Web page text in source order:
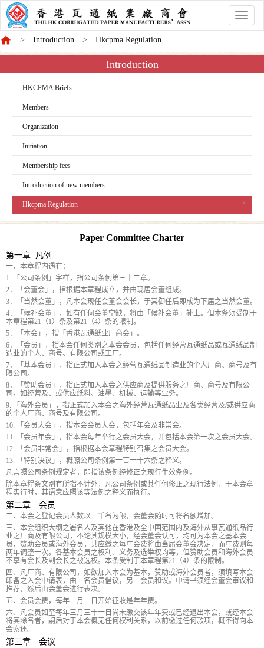
香
港
會
Introduction Hkcpma Regulation
Introduction
HKCPMA Briefs
Members
Organization
Initiation
Membership fees
Introduction of new members
Hkcpma Regulation
Paper Committee Charter
第一章 凡例
一、本章程内遇有：
1. 「公司条例」字样，指公司条例第三十二章。
2．「会董会」，指根据本章程成立，并由现居会董组成。
3．「当然会董」，凡本会现任会董会会长，于其御任后即成为下届之当然会董。
4．「候补会董」，如有任何会董空缺，将由「候补会董」补上。但本条须受制于
本章程第21（1）条及第21（4）条的限制。
5．「本会」，指「香港瓦通纸业厂商会」。
6．「会员」，指本会任何类别之本会会员，包括任何经营瓦通纸品或瓦通纸品制
造业的个人、商号、有限公司或工厂。
7．「基本会员」，指正式加入本会之经营瓦通纸品制造业的个人厂商、商号及有
限公司。
8．「赞助会员」，指正式加入本会之供应商及提供服务之厂商、商号及有限公
司，如经营及、或供应纸料、油墨、机械、运输等业务。
9. 「海外会员」，指正式加入本会之海外经营瓦通纸品业及各类经营及/或供应商
的个人厂商、商号及有限公司。
10. 「会员大会」，指本会会员大会，包括年会及非常会。
11. 「会员年会」，指本会每年举行之会员大会，并包括本会第一次之会员大会。
12. 「会员非常会」，指根据本会章程特别召集之会员大会。
13. 「特别决议」，概照公司条例第一百一十六条之释义。
凡言照公司条例规定者，即指该条例经修正之现行生效条例。
除本章程条文别有所指不计外，凡公司条例或其任何修正之现行法例，于本会章
程实行时，其语意应照该等法例之释义而执行。
第二章 会员
二、本会之登记会员人数以一千名为限，会董会随时可将名额增加。
三、本会组织大纲之署名人及其他在香港及全中国范围内及海外从事瓦通纸品行
业之厂商及有限公司，不论其规模大小，经会董会认可，均可为本会之基本会
员、赞助会员或海外会员，其应缴之每年会费将由当届会董会决定，而年费则每
两年调整一次。各基本会员之权利、义务及选举权均等，但赞助会员和海外会员
不享有会长及副会长之被选权。本条受制于本章程第21（4）条的限制。
四、凡厂商、有限公司，如欲加入本会为基本，赞助或海外会员者，须填写本会
印备之入会申请表，由一名会员倡议，另一会员和议。申请书须经会董会审议和
推荐，然后由会董会进行表决。
五、会员会费，每年一月一日开始征收是年年费。
六、凡会员如至每年三月三十一日尚未缴交该年年费或已经退出本会，或经本会
将其除名者，嗣后对于本会概无任何权利关系，以前缴过任何款项，概不得向本
会索还。
第三章 会议